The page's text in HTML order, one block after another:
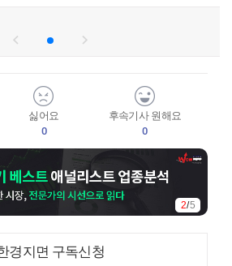
싫어요
0
후속기사 원해요
0
2/5
경지면 구독신청